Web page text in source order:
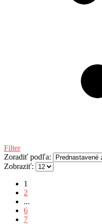
Filter
Zoradiť podľa:
Zobraziť:
1
2
...
6
7